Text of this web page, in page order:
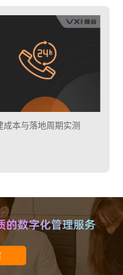
本与落地周期实测